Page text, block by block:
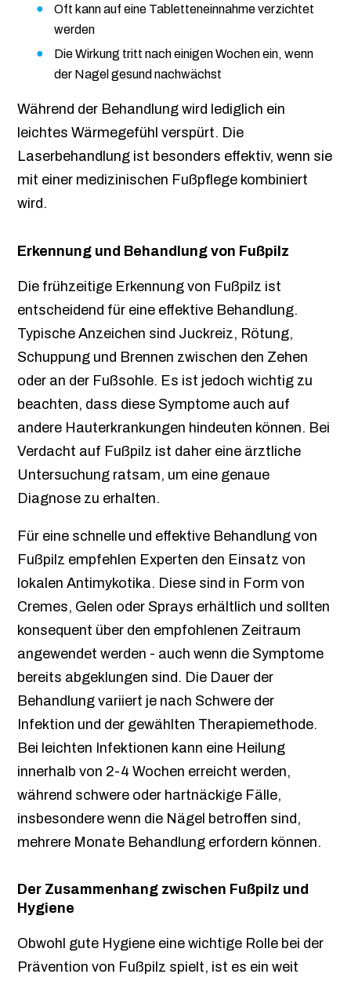
Oft kann auf eine Tabletteneinnahme verzichtet
werden
Die Wirkung tritt nach einigen Wochen ein, wenn
der Nagel gesund nachwächst
Während der Behandlung wird lediglich ein
leichtes Wärmegefühl verspürt. Die
Laserbehandlung ist besonders effektiv, wenn sie
mit einer medizinischen Fußpflege kombiniert
wird.
Erkennung und Behandlung von Fußpilz
Die frühzeitige Erkennung von Fußpilz ist
entscheidend für eine effektive Behandlung.
Typische Anzeichen sind Juckreiz, Rötung,
Schuppung und Brennen zwischen den Zehen
oder an der Fußsohle. Es ist jedoch wichtig zu
beachten, dass diese Symptome auch auf
andere Hauterkrankungen hindeuten können. Bei
Verdacht auf Fußpilz ist daher eine ärztliche
Untersuchung ratsam, um eine genaue
Diagnose zu erhalten.
Für eine schnelle und effektive Behandlung von
Fußpilz empfehlen Experten den Einsatz von
lokalen Antimykotika. Diese sind in Form von
Cremes, Gelen oder Sprays erhältlich und sollten
konsequent über den empfohlenen Zeitraum
angewendet werden - auch wenn die Symptome
bereits abgeklungen sind. Die Dauer der
Behandlung variiert je nach Schwere der
Infektion und der gewählten Therapiemethode.
Bei leichten Infektionen kann eine Heilung
innerhalb von 2-4 Wochen erreicht werden,
während schwere oder hartnäckige Fälle,
insbesondere wenn die Nägel betroffen sind,
mehrere Monate Behandlung erfordern können.
Der Zusammenhang zwischen Fußpilz und
Hygiene
Obwohl gute Hygiene eine wichtige Rolle bei der
Prävention von Fußpilz spielt, ist es ein weit